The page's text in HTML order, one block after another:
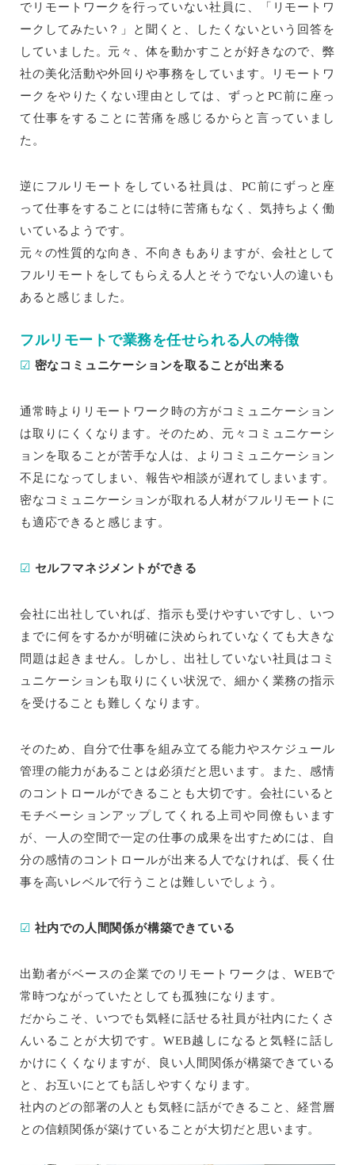
でリモートワークを行っていない社員に、「リモートワ
ークしてみたい？」と聞くと、したくないという回答を
していました。元々、体を動かすことが好きなので、弊
社の美化活動や外回りや事務をしています。リモートワ
ークをやりたくない理由としては、ずっとPC前に座っ
て仕事をすることに苦痛を感じるからと言っていまし
た。
逆にフルリモートをしている社員は、PC前にずっと座
って仕事をすることには特に苦痛もなく、気持ちよく働
いているようです。
元々の性質的な向き、不向きもありますが、会社として
フルリモートをしてもらえる人とそうでない人の違いも
あると感じました。
フルリモートで業務を任せられる人の特徴
☑ 密なコミュニケーションを取ることが出来る
通常時よりリモートワーク時の方がコミュニケーション
は取りにくくなります。そのため、元々コミュニケーシ
ョンを取ることが苦手な人は、よりコミュニケーション
不足になってしまい、報告や相談が遅れてしまいます。
密なコミュニケーションが取れる人材がフルリモートに
も適応できると感じます。
☑ セルフマネジメントができる
会社に出社していれば、指示も受けやすいですし、いつ
までに何をするかが明確に決められていなくても大きな
問題は起きません。しかし、出社していない社員はコミ
ュニケーションも取りにくい状況で、細かく業務の指示
を受けることも難しくなります。
そのため、自分で仕事を組み立てる能力やスケジュール
管理の能力があることは必須だと思います。また、感情
のコントロールができることも大切です。会社にいると
モチベーションアップしてくれる上司や同僚もいます
が、一人の空間で一定の仕事の成果を出すためには、自
分の感情のコントロールが出来る人でなければ、長く仕
事を高いレベルで行うことは難しいでしょう。
☑ 社内での人間関係が構築できている
出勤者がベースの企業でのリモートワークは、WEBで
常時つながっていたとしても孤独になります。
だからこそ、いつでも気軽に話せる社員が社内にたくさ
んいることが大切です。WEB越しになると気軽に話し
かけにくくなりますが、良い人間関係が構築できている
と、お互いにとても話しやすくなります。
社内のどの部署の人とも気軽に話ができること、経営層
との信頼関係が築けていることが大切だと思います。